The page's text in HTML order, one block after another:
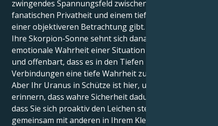
zwingendes Spannungsfeld zwischen einer fast
fanatischen Privatheit und einem tiefen Drang zu
einer objektiveren Betrachtung gibt.
Ihre Skorpion-Sonne sehnt sich danach, die
emotionale Wahrheit einer Situation zu erfahren,
und offenbart, dass es in den Tiefen und stillen
Verbindungen eine tiefe Wahrheit zu finden gibt.
Aber Ihr Uranus in Schütze ist hier, um Sie daran zu
erinnern, dass wahre Sicherheit dadurch entsteht,
dass Sie sich proaktiv den Leichen stellen, die Sie
gemeinsam mit anderen in Ihrem Kleiderschrank